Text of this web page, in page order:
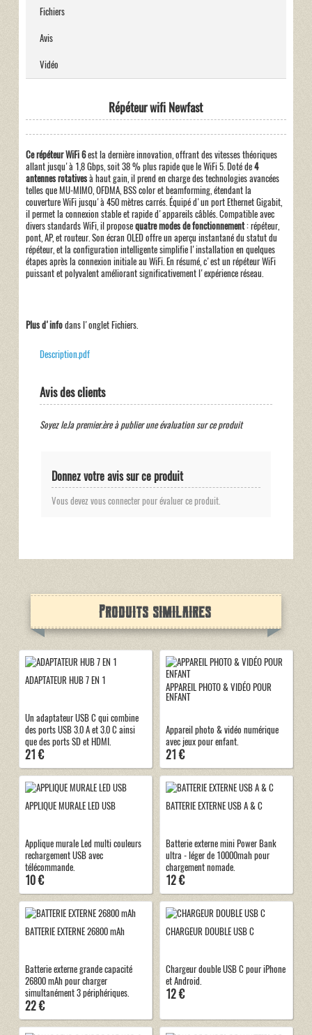
Fichiers
Avis
Vidéo
Répéteur wifi Newfast
Ce répéteur WiFi 6est la dernière innovation, offrant des vitesses théoriques
allant jusqu'à 1,8 Gbps, soit 38 % plus rapide que le WiFi 5. Doté de4
antennes rotativesà haut gain, il prend en charge des technologies avancées
telles que MU-MIMO, OFDMA, BSS color et beamforming, étendant la
couverture WiFi jusqu'à 450 mètres carrés. Équipé d'un port Ethernet Gigabit,
il permet la connexion stable et rapide d'appareils câblés. Compatible avec
divers standards WiFi, il proposequatre modes de fonctionnement: répéteur,
pont, AP, et routeur. Son écran OLED offre un aperçu instantané du statut du
répéteur, et la configuration intelligente simplifie l'installation en quelques
étapes après la connexion initiale au WiFi. En résumé, c'est un répéteur WiFi
puissant et polyvalent améliorant significativement l'expérience réseau.
Plus d'infodans l'onglet Fichiers.
Description.pdf
Avis des clients
Soyez le.la premier.ère à publier une évaluation sur ce produit
Donnez votre avis sur ce produit
Vous devez vous connecter pour évaluer ce produit.
Produits similaires
ADAPTATEUR HUB 7 EN 1
Un adaptateur USB C qui combine
des ports USB 3.0 A et 3.0 C ainsi
que des ports SD et HDMI.
21 €
APPAREIL PHOTO & VIDÉO POUR
ENFANT
Appareil photo & vidéo numérique
avec jeux pour enfant.
21 €
APPLIQUE MURALE LED USB
Applique murale Led multi couleurs
rechargement USB avec
télécommande.
10 €
BATTERIE EXTERNE USB A & C
Batterie externe mini Power Bank
ultra - léger de 10000mah pour
chargement nomade.
12 €
BATTERIE EXTERNE 26800 mAh
Batterie externe grande capacité
26800 mAh pour charger
simultanément 3 périphériques.
22 €
CHARGEUR DOUBLE USB C
Chargeur double USB C pour iPhone
et Android.
12 €